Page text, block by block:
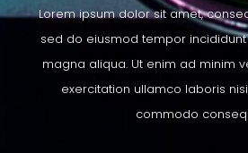
Lorem ipsum dolor sit amet,
sed do eiusmod tempor
magna aliqua. Ut enim ad minim
exercitation ullamco laboris
commodo